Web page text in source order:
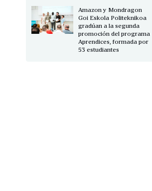
Amazon y Mondragon
Goi Eskola Politeknikoa
gradúan a la segunda
promoción del programa
Aprendices, formada por
53 estudiantes